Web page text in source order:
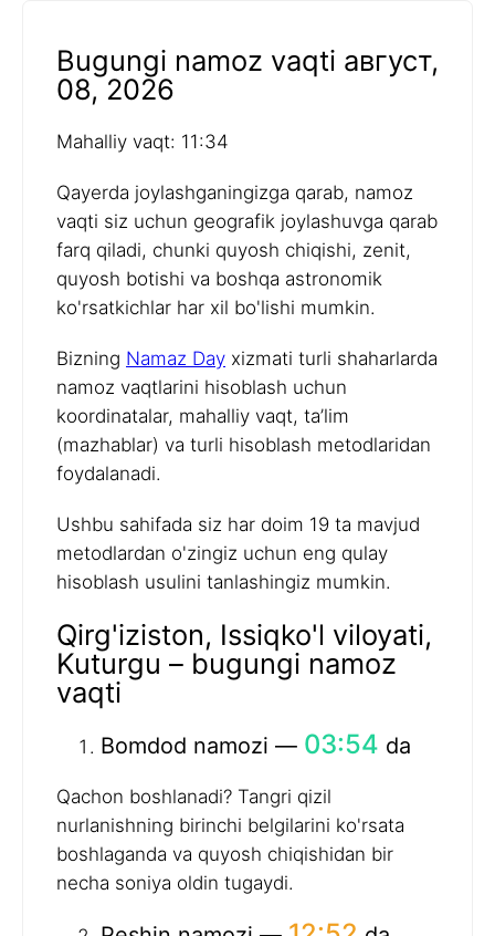
Bugungi namoz vaqti август,
08, 2026
Mahalliy vaqt: 11:34
Qayerda joylashganingizga qarab, namoz
vaqti siz uchun geografik joylashuvga qarab
farq qiladi, chunki quyosh chiqishi, zenit,
quyosh botishi va boshqa astronomik
ko'rsatkichlar har xil bo'lishi mumkin.
Bizning Namaz Day xizmati turli shaharlarda
namoz vaqtlarini hisoblash uchun
koordinatalar, mahalliy vaqt, ta’lim
(mazhablar) va turli hisoblash metodlaridan
foydalanadi.
Ushbu sahifada siz har doim 19 ta mavjud
metodlardan o'zingiz uchun eng qulay
hisoblash usulini tanlashingiz mumkin.
Qirg'iziston, Issiqko'l viloyati,
Kuturgu – bugungi namoz
vaqti
Bomdod namozi — 03:54 da
Qachon boshlanadi? Tangri qizil
nurlanishning birinchi belgilarini ko'rsata
boshlaganda va quyosh chiqishidan bir
necha soniya oldin tugaydi.